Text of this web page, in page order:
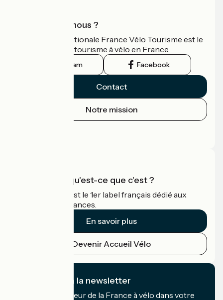
Qui sommes-nous ?
L'association nationale France Vélo Tourisme est le
guide officiel du tourisme à vélo en France.
Instagram Facebook
Contact
Notre mission
Accueil Vélo qu'est-ce que c'est ?
Accueil Vélo c'est le 1er label français dédié aux
cyclistes en vacances.
En savoir plus
Devenir Accueil Vélo
Je m'abonne à la newsletter
Recevez le meilleur de la France à vélo dans votre